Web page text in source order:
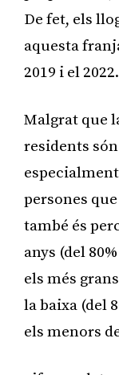
De fet, els
aquesta
2019 i el 2022.
Malgrat que
residents
persones
també és
anys (del
els més
la baixa (del
els menors